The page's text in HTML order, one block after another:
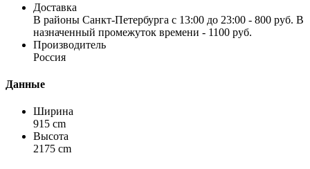
Доставка
В районы Санкт-Петербурга с 13:00 до 23:00 - 800 руб. В
назначенный промежуток времени - 1100 руб.
Производитель
Россия
Данные
Ширина
915 cm
Высота
2175 cm